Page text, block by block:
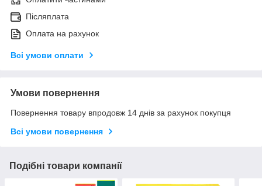
Післяплата
Оплата на рахунок
Всі умови оплати
Умови повернення
Повернення товару впродовж 14 днів за рахунок покупця
Всі умови повернення
Подібні товари компанії